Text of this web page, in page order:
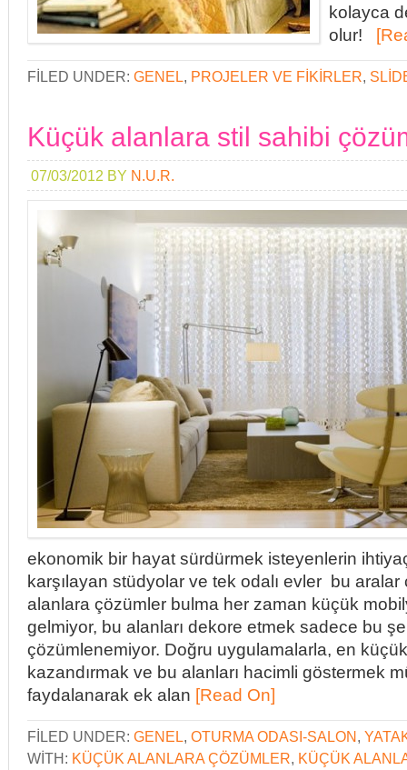
kolayca
olur!
FILED UNDER: GENEL, PROJELER VE FIKIRLER,
Küçük alanlara stil sahibi
07/03/2012 BY N.U.R.
ekonomik bir hayat sürdürmek isteyenlerin
karşılayan stüdyolar ve tek odalı evler bu
alanlara çözümler bulma her zaman küçük
gelmiyor, bu alanları dekore etmek sadece bu
çözümlenemiyor. Doğru uygulamalarla, en
kazandırmak ve bu alanları hacimli göstermek
faydalanarak ek alan [Read On]
FILED UNDER: GENEL, OTURMA ODASI-SALON,
WITH: KÜÇÜK ALANLARA ÇÖZÜMLER, KÜÇÜK